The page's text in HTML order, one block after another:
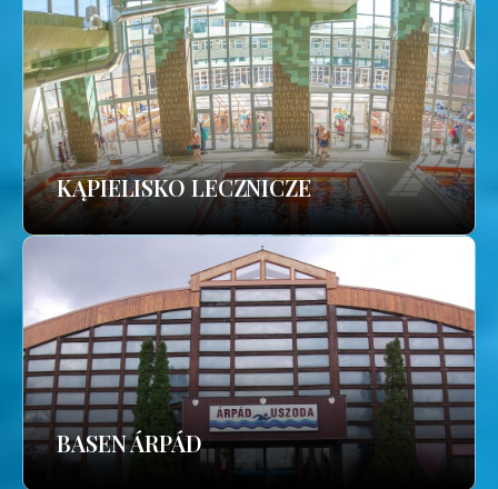
KĄPIELISKO LECZNICZE
BASEN ÁRPÁD